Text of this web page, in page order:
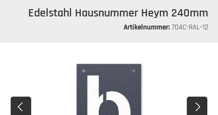
Edelstahl Hausnummer Heym 240mm
Artikelnummer: 704C-RAL-12